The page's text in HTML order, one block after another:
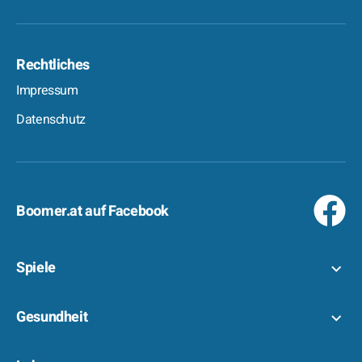
Rechtliches
Impressum
Datenschutz
Boomer.at auf Facebook
Spiele
Gesundheit